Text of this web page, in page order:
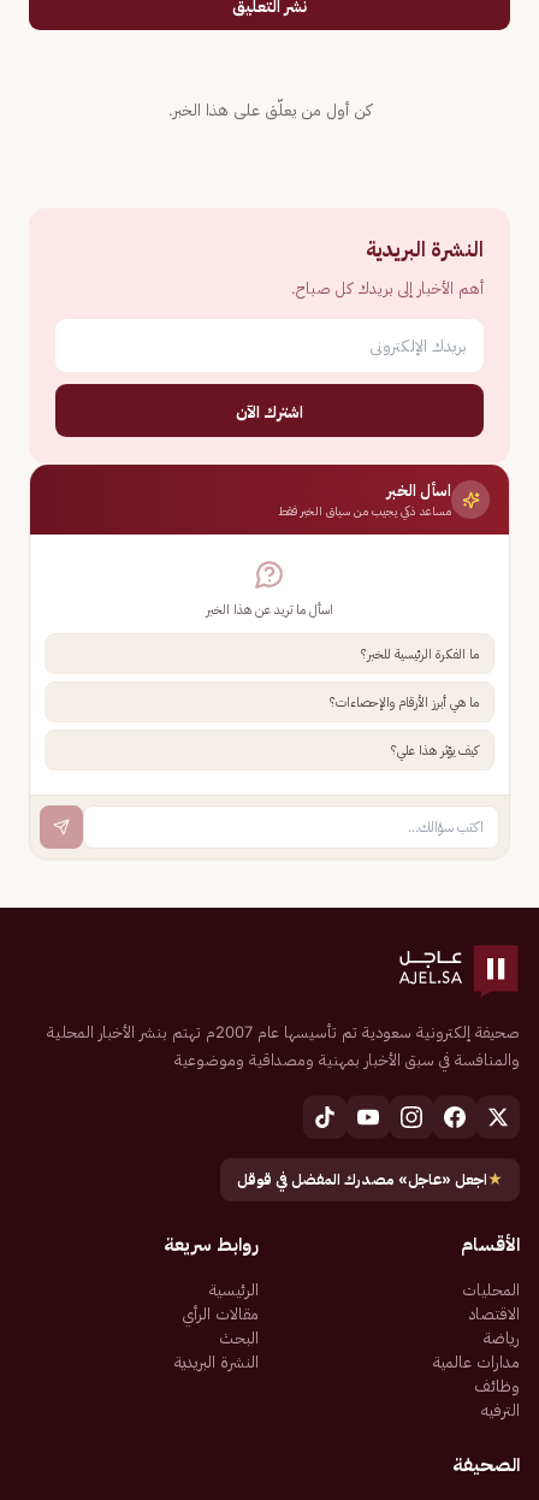
نشر التعليق
كن أول من يعلّق على هذا الخبر.
النشرة البريدية
أهم الأخبار إلى بريدك كل صباح.
اشترك الآن
اسأل الخبر
مساعد ذكي يجيب من سياق الخبر فقط
اسأل ما تريد عن هذا الخبر
ما الفكرة الرئيسية للخبر؟
ما هي أبرز الأرقام والإحصاءات؟
كيف يؤثر هذا علي؟
صحيفة إلكترونية سعودية تم تأسيسها عام 2007م تهتم بنشر الأخبار المحلية
والمنافسة في سبق الأخبار بمهنية ومصداقية وموضوعية
★اجعل «عاجل» مصدرك المفضل في قوقل
الأقسام
المحليات
الاقتصاد
رياضة
مدارات عالمية
وظائف
الترفيه
روابط سريعة
الرئيسية
مقالات الرأي
البحث
النشرة البريدية
الصحيفة